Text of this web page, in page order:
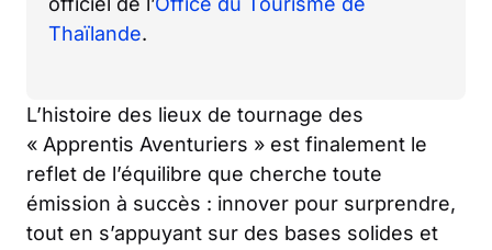
Thaïlande.
L’histoire des lieux de tournage des
« Apprentis Aventuriers » est finalement le
reflet de l’équilibre que cherche toute
émission à succès : innover pour surprendre,
tout en s’appuyant sur des bases solides et